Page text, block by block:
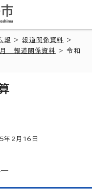
報 >報道関係資料
>
報道関係資料
> 令和
年2月 16 日